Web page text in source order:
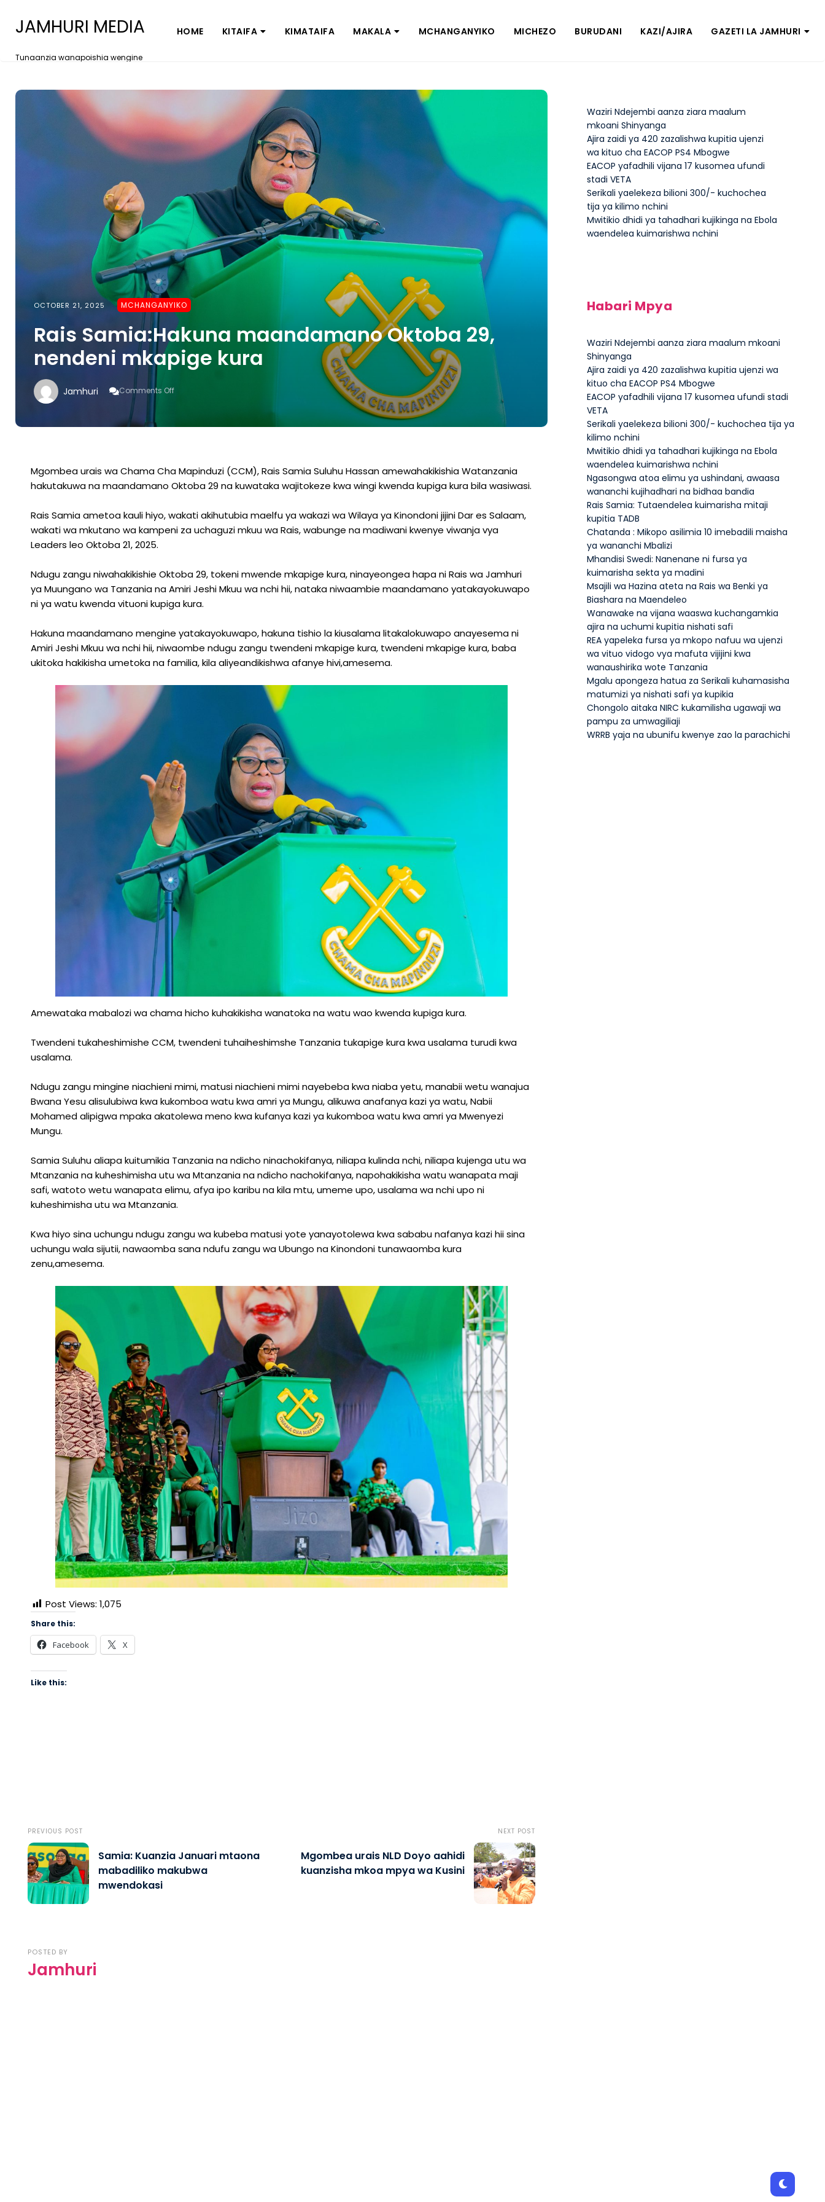
JAMHURI MEDIA
Tunaanzia wanapoishia wengine
HOME KITAIFA KIMATAIFA MAKALA MCHANGANYIKO MICHEZO BURUDANI KAZI/AJIRA GAZETI LA JAMHURI
OCTOBER 21, 2025 MCHANGANYIKO
Rais Samia:Hakuna maandamano Oktoba 29,
nendeni mkapige kura
Jamhuri Comments Off
Mkapige
Kura
Mgombea urais wa Chama Cha Mapinduzi (CCM), Rais Samia Suluhu Hassan amewahakikishia Watanzania
hakutakuwa na maandamano Oktoba 29 na kuwataka wajitokeze kwa wingi kwenda kupiga kura bila wasiwasi.
Rais Samia ametoa kauli hiyo, wakati akihutubia maelfu ya wakazi wa Wilaya ya Kinondoni jijini Dar es Salaam,
wakati wa mkutano wa kampeni za uchaguzi mkuu wa Rais, wabunge na madiwani kwenye viwanja vya
Leaders leo Oktoba 21, 2025.
Ndugu zangu niwahakikishie Oktoba 29, tokeni mwende mkapige kura, ninayeongea hapa ni Rais wa Jamhuri
ya Muungano wa Tanzania na Amiri Jeshi Mkuu wa nchi hii, nataka niwaambie maandamano yatakayokuwapo
ni ya watu kwenda vituoni kupiga kura.
Hakuna maandamano mengine yatakayokuwapo, hakuna tishio la kiusalama litakalokuwapo anayesema ni
Amiri Jeshi Mkuu wa nchi hii, niwaombe ndugu zangu twendeni mkapige kura, twendeni mkapige kura, baba
ukitoka hakikisha umetoka na familia, kila aliyeandikishwa afanye hivi,amesema.
Amewataka mabalozi wa chama hicho kuhakikisha wanatoka na watu wao kwenda kupiga kura.
Twendeni tukaheshimishe CCM, twendeni tuhaiheshimshe Tanzania tukapige kura kwa usalama turudi kwa
usalama.
Ndugu zangu mingine niachieni mimi, matusi niachieni mimi nayebeba kwa niaba yetu, manabii wetu wanajua
Bwana Yesu alisulubiwa kwa kukomboa watu kwa amri ya Mungu, alikuwa anafanya kazi ya watu, Nabii
Mohamed alipigwa mpaka akatolewa meno kwa kufanya kazi ya kukomboa watu kwa amri ya Mwenyezi
Mungu.
Samia Suluhu aliapa kuitumikia Tanzania na ndicho ninachokifanya, niliapa kulinda nchi, niliapa kujenga utu wa
Mtanzania na kuheshimisha utu wa Mtanzania na ndicho nachokifanya, napohakikisha watu wanapata maji
safi, watoto wetu wanapata elimu, afya ipo karibu na kila mtu, umeme upo, usalama wa nchi upo ni
kuheshimisha utu wa Mtanzania.
Kwa hiyo sina uchungu ndugu zangu wa kubeba matusi yote yanayotolewa kwa sababu nafanya kazi hii sina
uchungu wala sijutii, nawaomba sana ndufu zangu wa Ubungo na Kinondoni tunawaomba kura
zenu,amesema.
Post Views: 1,075
Share this:
Facebook X
Like this:
PREVIOUS POST
Samia: Kuanzia Januari mtaona
mabadiliko makubwa
mwendokasi
NEXT POST
Mgombea urais NLD Doyo aahidi
kuanzisha mkoa mpya wa Kusini
POSTED BY
Jamhuri
Waziri Ndejembi aanza ziara maalum
mkoani Shinyanga
Ajira zaidi ya 420 zazalishwa kupitia ujenzi
wa kituo cha EACOP PS4 Mbogwe
EACOP yafadhili vijana 17 kusomea ufundi
stadi VETA
Serikali yaelekeza bilioni 300/- kuchochea
tija ya kilimo nchini
Mwitikio dhidi ya tahadhari kujikinga na Ebola
waendelea kuimarishwa nchini
Habari Mpya
Waziri Ndejembi aanza ziara maalum mkoani
Shinyanga
Ajira zaidi ya 420 zazalishwa kupitia ujenzi wa
kituo cha EACOP PS4 Mbogwe
EACOP yafadhili vijana 17 kusomea ufundi stadi
VETA
Serikali yaelekeza bilioni 300/- kuchochea tija ya
kilimo nchini
Mwitikio dhidi ya tahadhari kujikinga na Ebola
waendelea kuimarishwa nchini
Ngasongwa atoa elimu ya ushindani, awaasa
wananchi kujihadhari na bidhaa bandia
Rais Samia: Tutaendelea kuimarisha mitaji
kupitia TADB
Chatanda : Mikopo asilimia 10 imebadili maisha
ya wananchi Mbalizi
Mhandisi Swedi: Nanenane ni fursa ya
kuimarisha sekta ya madini
Msajili wa Hazina ateta na Rais wa Benki ya
Biashara na Maendeleo
Wanawake na vijana waaswa kuchangamkia
ajira na uchumi kupitia nishati safi
REA yapeleka fursa ya mkopo nafuu wa ujenzi
wa vituo vidogo vya mafuta vijijini kwa
wanaushirika wote Tanzania
Mgalu apongeza hatua za Serikali kuhamasisha
matumizi ya nishati safi ya kupikia
Chongolo aitaka NIRC kukamilisha ugawaji wa
pampu za umwagiliaji
WRRB yaja na ubunifu kwenye zao la parachichi